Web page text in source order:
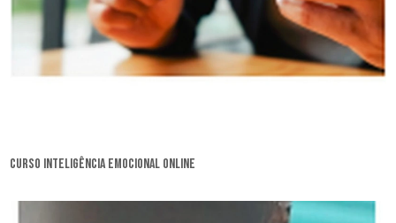
curso inteligência emocional online